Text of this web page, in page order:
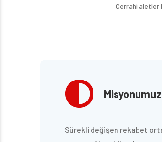
Cerrahi aletler
Misyonumuz
Sürekli değişen rekabet